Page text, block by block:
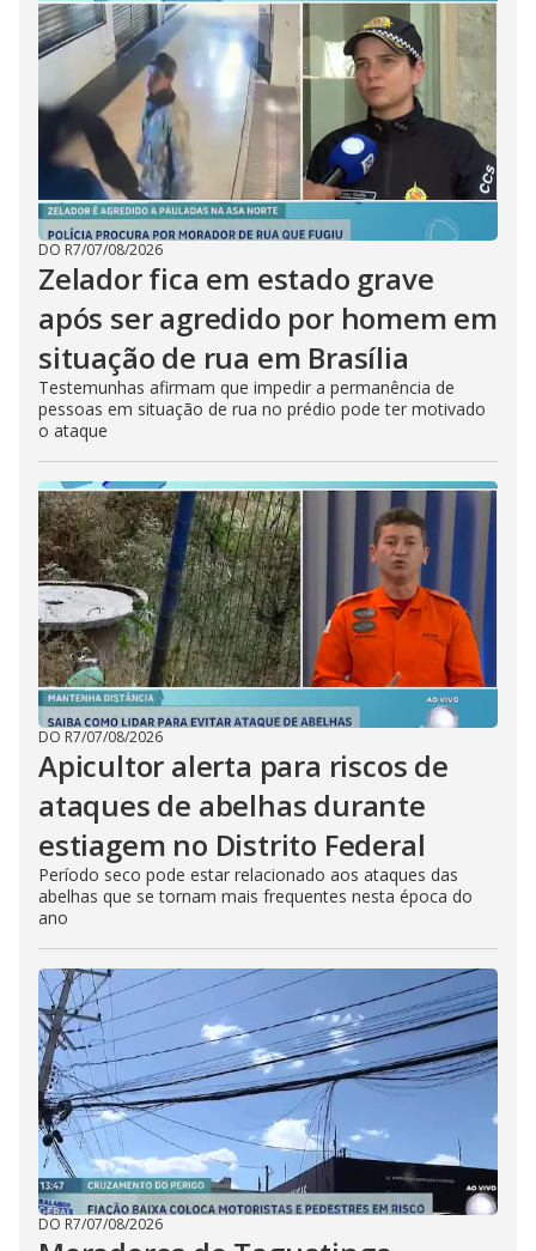
DO R7/07/08/2026
Zelador fica em estado grave
após ser agredido por homem em
situação de rua em Brasília
Testemunhas afirmam que impedir a permanência de
pessoas em situação de rua no prédio pode ter motivado
o ataque
DO R7/07/08/2026
Apicultor alerta para riscos de
ataques de abelhas durante
estiagem no Distrito Federal
Período seco pode estar relacionado aos ataques das
abelhas que se tornam mais frequentes nesta época do
ano
DO R7/07/08/2026